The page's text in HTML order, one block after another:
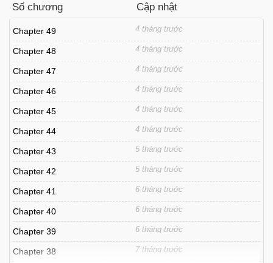
Số chương Cập nhật
Chapter 49 4 tháng trước
Chapter 48 4 tháng trước
Chapter 47 4 tháng trước
Chapter 46 4 tháng trước
Chapter 45 4 tháng trước
Chapter 44 4 tháng trước
Chapter 43 5 tháng trước
Chapter 42 5 tháng trước
Chapter 41 6 tháng trước
Chapter 40 6 tháng trước
Chapter 39 6 tháng trước
Chapter 38 7 tháng trước